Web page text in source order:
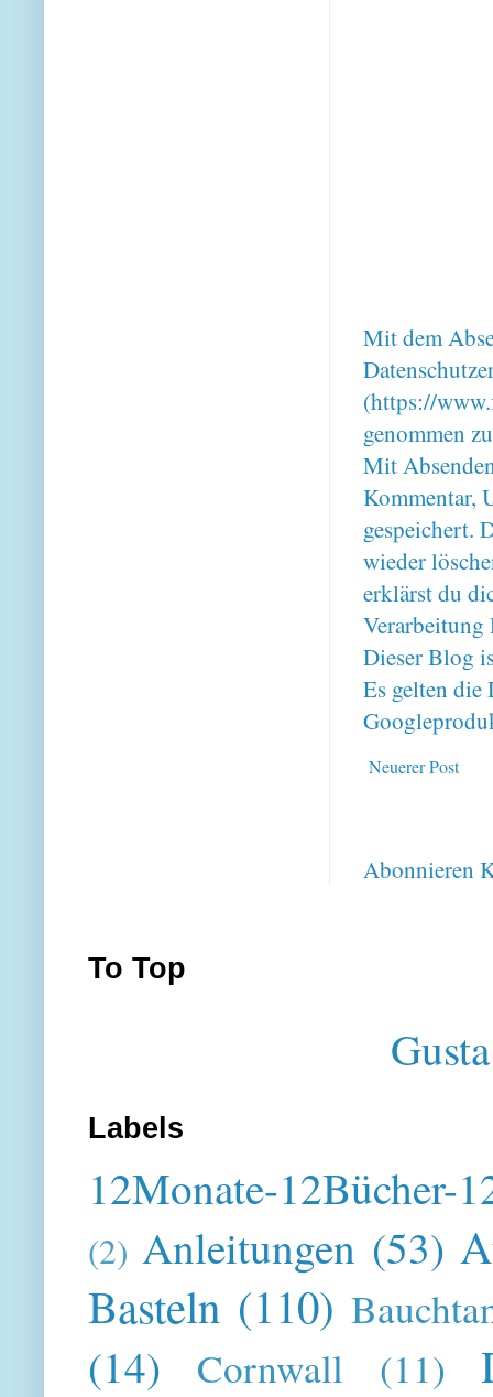
Mit dem
(https://
genommen
Mit
Kommentar,
gespeichert.
wieder
erklärst du
Verarbeitung
Dieser Blog
Es gelten
Neuerer Post
Abonnieren
To Top
Labels
12Monate-12Bücher-
(2) Anleitungen (53)
Basteln (110)
(14) Cornwall (11)